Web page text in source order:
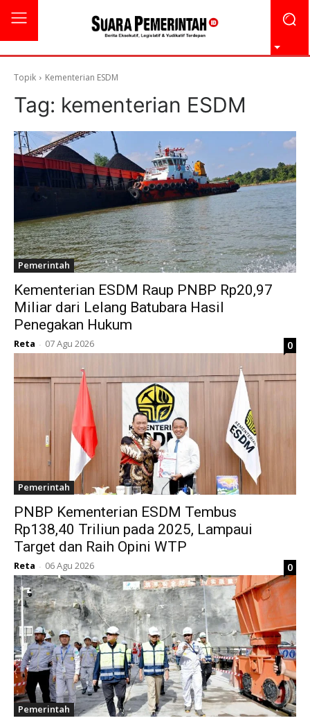
Topik Kementerian ESDM
Tag: kementerian ESDM
Pemerintah
Kementerian ESDM Raup PNBP Rp20,97
Miliar dari Lelang Batubara Hasil
Penegakan Hukum
Reta - 07 Agu 2026 0
Pemerintah
PNBP Kementerian ESDM Tembus
Rp138,40 Triliun pada 2025, Lampaui
Target dan Raih Opini WTP
Reta - 06 Agu 2026 0
Pemerintah